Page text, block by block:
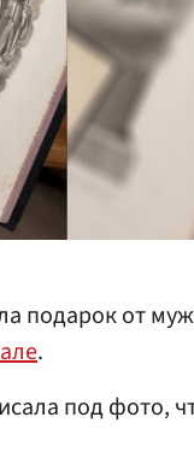
подарок от
.
под фото,